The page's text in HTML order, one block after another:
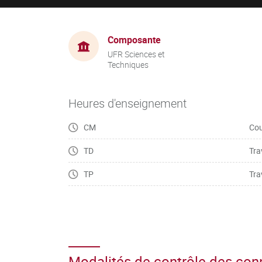
Composante
UFR Sciences et
Techniques
Heures d'enseignement
CM
TD
TP